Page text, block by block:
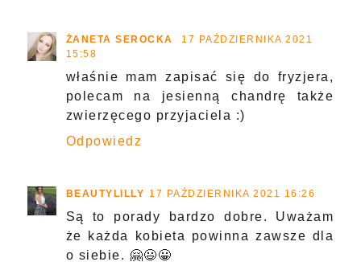
ŻANETA SEROCKA
17 PAŹDZIERNIKA 2021
15:58
właśnie mam zapisać się do fryzjera,
polecam na jesienną chandrę także
zwierzęcego przyjaciela :)
Odpowiedz
BEAUTYLILLY 17 PAŹDZIERNIKA 2021 16:26
Są to porady bardzo dobre. Uważam
że każda kobieta powinna zawsze dla
o siebie. 🤗😃😀